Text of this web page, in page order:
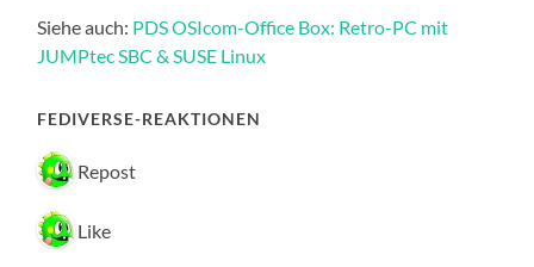
Siehe auch: PDS OSIcom-Office Box: Retro-PC mit
JUMPtec SBC & SUSE Linux​
FEDIVERSE-REAKTIONEN
1 Repost
1 Like